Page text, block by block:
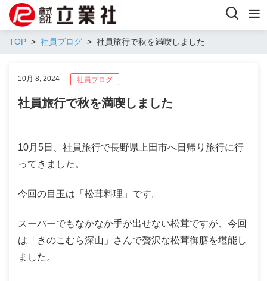
TOP 社員ブログ 社員旅行で秋を満喫しました
10月 8, 2024 社員ブログ
社員旅行で秋を満喫しました
10月5日、社員旅行で長野県上田市へ日帰り旅行に行
ってきました。
今回の目玉は「松茸料理」です。
スーパーでもなかなか手が出せない松茸ですが、今回
は「きのこむら深山」さんで贅沢な松茸御膳を堪能し
ました。